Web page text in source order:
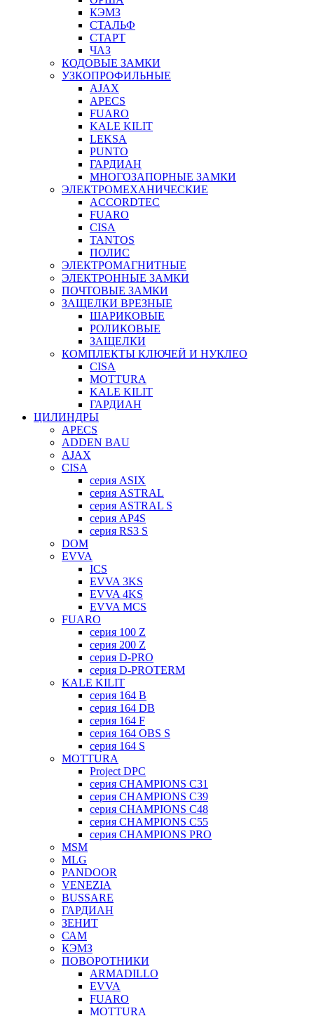
КЭМЗ
СТАЛЬФ
СТАРТ
ЧАЗ
КОДОВЫЕ ЗАМКИ
УЗКОПРОФИЛЬНЫЕ
AJAX
APECS
FUARO
KALE KILIT
LEKSA
PUNTO
ГАРДИАН
МНОГОЗАПОРНЫЕ ЗАМКИ
ЭЛЕКТРОМЕХАНИЧЕСКИЕ
ACCORDTEC
FUARO
CISA
TANTOS
ПОЛИС
ЭЛЕКТРОМАГНИТНЫЕ
ЭЛЕКТРОННЫЕ ЗАМКИ
ПОЧТОВЫЕ ЗАМКИ
ЗАЩЕЛКИ ВРЕЗНЫЕ
ШАРИКОВЫЕ
РОЛИКОВЫЕ
ЗАЩЕЛКИ
КОМПЛЕКТЫ КЛЮЧЕЙ И НУКЛЕО
CISA
MOTTURA
KALE KILIT
ГАРДИАН
ЦИЛИНДРЫ
APECS
ADDEN BAU
AJAX
CISA
серия ASIX
серия ASTRAL
серия ASTRAL S
серия AP4S
серия RS3 S
DOM
EVVA
ICS
EVVA 3KS
EVVA 4KS
EVVA MCS
FUARO
серия 100 Z
серия 200 Z
серия D-PRO
серия D-PROTERM
KALE KILIT
серия 164 B
серия 164 DB
серия 164 F
серия 164 OBS S
серия 164 S
MOTTURA
Project DPC
серия CHAMPIONS C31
серия CHAMPIONS C39
серия CHAMPIONS C48
серия CHAMPIONS C55
серия CHAMPIONS PRO
MSM
MLG
PANDOOR
VENEZIA
BUSSARE
ГАРДИАН
ЗЕНИТ
САМ
КЭМЗ
ПОВОРОТНИКИ
ARMADILLO
EVVA
FUARO
MOTTURA